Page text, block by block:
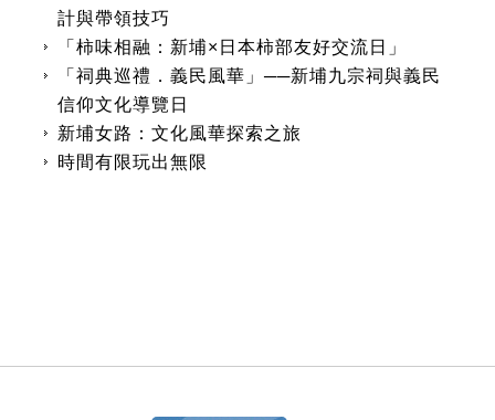
計與帶領技巧
「柿味相融：新埔×日本柿部友好交流日」
「祠典巡禮．義民風華」──新埔九宗祠與義民
信仰文化導覽日
新埔女路：文化風華探索之旅
時間有限玩出無限